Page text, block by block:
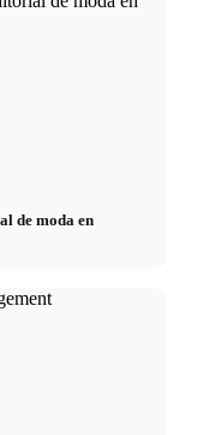
de moda en